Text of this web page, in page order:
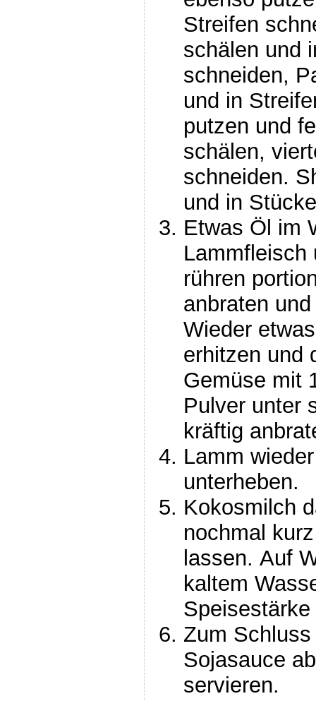
Streifen
schälen und
schneiden,
und in
putzen und
schälen,
schneiden.
und in
Etwas Öl im
Lammfleisch
rühren
anbraten
Wieder
erhitzen und
Gemüse mit
Pulver unter
kräftig
Lamm
unterheben.
Kokosmilch
nochmal
lassen. Auf
kaltem
Zum
Sojasauce
servieren.